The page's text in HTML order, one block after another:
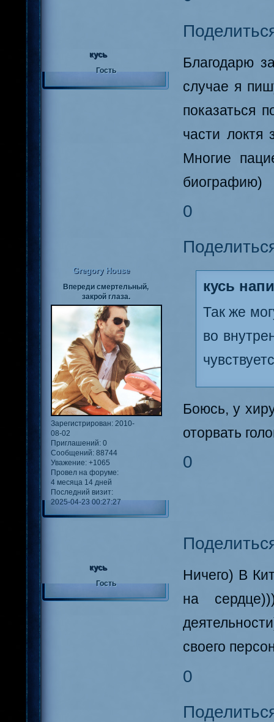
кусь
Гость
Благодарю
случае я
показаться
части локтя
Многие
биографию)
0
Gregory House
Впереди смертельный,
закрой глаза.
Зарегистрирован: 2010-
08-02
Приглашений: 0
Сообщений: 88744
Уважение: +1065
Провел на форуме:
4 месяца 14 дней
Последний визит:
2025-04-23 00:27:27
кусь
Так же
во
Боюсь, у
оторвать
0
кусь
Гость
Ничего) В
на
своего
0